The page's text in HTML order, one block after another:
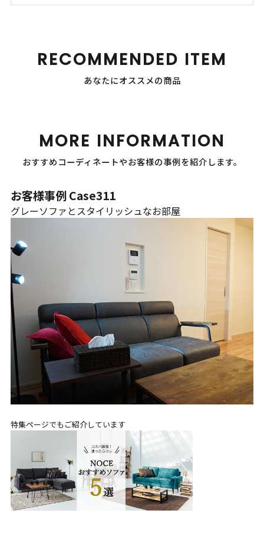
RECOMMENDED ITEM
あなたにオススメの商品
MORE INFORMATION
おすすめコーディネートやお客様の事例を紹介します。
お客様事例 Case311
グレーソファとスタイリッシュなお部屋
特集ページでもご紹介しています